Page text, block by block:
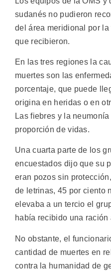
sudanés no pudieron
del área meridional por
que recibieron.
En las tres regiones la
muertes son las
porcentaje, que puede
origina en heridas o en
Las fiebres y la
proporción de vidas.
Una cuarta parte de los
encuestados dijo que su
eran pozos sin
de letrinas, 45 por ciento
elevaba a un tercio el
había recibido una
No obstante, el
cantidad de muertes en
contra la humanidad de